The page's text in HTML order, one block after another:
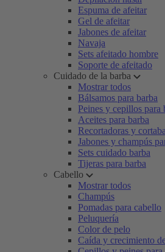
Espuma de afeitar
Gel de afeitar
Jabones de afeitar
Navaja
Sets afeitado hombre
Soporte de afeitado
Cuidado de la barba
Mostrar todos
Bálsamos para barba
Peines y cepillos para
Aceites para barba
Recortadoras y
Jabones y champús
Sets cuidado barba
Tijeras para barba
Cabello
Mostrar todos
Champús
Pomadas para cabello
Peluquería
Color de pelo
Caída y crecimiento